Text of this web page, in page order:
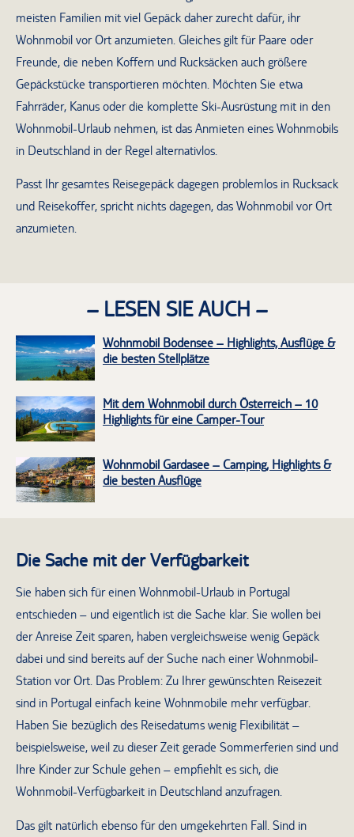
meisten Familien mit viel Gepäck daher zurecht dafür, ihr
Wohnmobil vor Ort anzumieten. Gleiches gilt für Paare oder
Freunde, die neben Koffern und Rucksäcken auch größere
Gepäckstücke transportieren möchten. Möchten Sie etwa
Fahrräder, Kanus oder die komplette Ski-Ausrüstung mit in den
Wohnmobil-Urlaub nehmen, ist das Anmieten eines Wohnmobils
in Deutschland in der Regel alternativlos.
Passt Ihr gesamtes Reisegepäck dagegen problemlos in Rucksack
und Reisekoffer, spricht nichts dagegen, das Wohnmobil vor Ort
anzumieten.
– LESEN SIE AUCH –
Wohnmobil Bodensee – Highlights, Ausflüge &
die besten Stellplätze
Mit dem Wohnmobil durch Österreich – 10
Highlights für eine Camper-Tour
Wohnmobil Gardasee – Camping, Highlights &
die besten Ausflüge
Die Sache mit der Verfügbarkeit
Sie haben sich für einen Wohnmobil-Urlaub in Portugal
entschieden – und eigentlich ist die Sache klar. Sie wollen bei
der Anreise Zeit sparen, haben vergleichsweise wenig Gepäck
dabei und sind bereits auf der Suche nach einer Wohnmobil-
Station vor Ort. Das Problem: Zu Ihrer gewünschten Reisezeit
sind in Portugal einfach keine Wohnmobile mehr verfügbar.
Haben Sie bezüglich des Reisedatums wenig Flexibilität –
beispielsweise, weil zu dieser Zeit gerade Sommerferien sind und
Ihre Kinder zur Schule gehen – empfiehlt es sich, die
Wohnmobil-Verfügbarkeit in Deutschland anzufragen.
Das gilt natürlich ebenso für den umgekehrten Fall. Sind in